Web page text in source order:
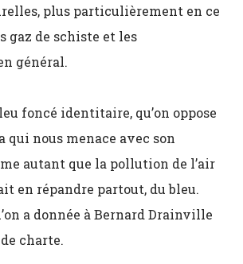
plus particulièrement en ce
gaz de schiste et les
général.
foncé identitaire, qu’on oppose
qui nous menace avec son
autant que la pollution de l’air
en répandre partout, du bleu.
a donnée à Bernard Drainville
charte.